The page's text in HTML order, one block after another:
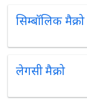
सिम्बॉलिक मैक्रो
लेगसी मैक्रो